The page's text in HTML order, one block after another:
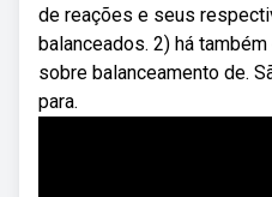
de reações e seus
balanceados. 2) há
sobre balanceamento de.
para.